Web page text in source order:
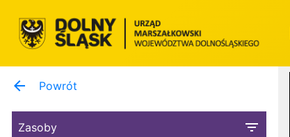
arrow_back Powrót
Zasoby filter_list